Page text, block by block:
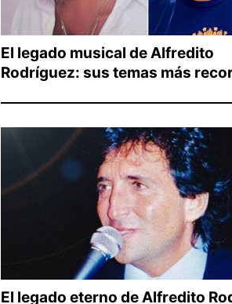
El legado musical de Alfredito
Rodríguez: sus temas más
El legado eterno de Alfredito